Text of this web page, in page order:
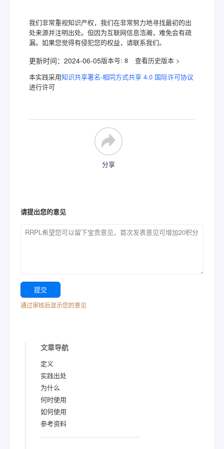
我们非常重视知识产权，我们在非常努力地寻找最初的出
处来源并注明出处。但因为互联网信息浩瀚，难免会有疏
漏。如果您觉得有侵犯您的权益，请联系我们。
更新时间： 2024-06-05版本号: 8
本实践采用知识共享署名-相同方式共享 4.0 国际许可协议
进行许可
分享
请提出您的意见
通过审核后显示您的意见
文章导航
定义
实践出处
为什么
何时使用
如何使用
参考资料